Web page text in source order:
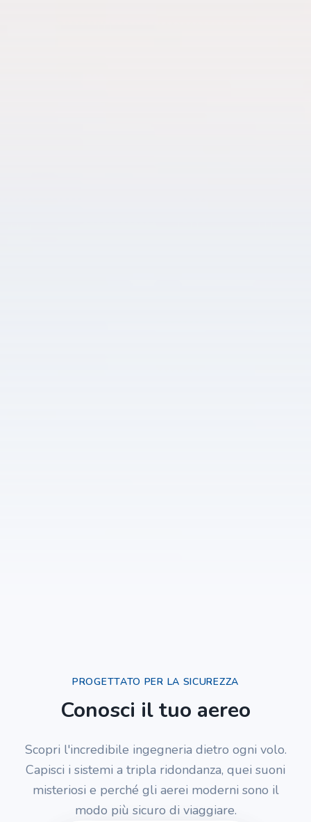
PROGETTATO PER LA SICUREZZA
Conosci il tuo aereo
Scopri l'incredibile ingegneria dietro ogni volo.
Capisci i sistemi a tripla ridondanza, quei suoni
misteriosi e perché gli aerei moderni sono il
modo più sicuro di viaggiare.